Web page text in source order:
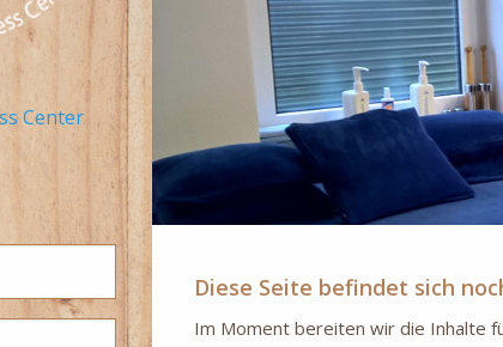
Center
Diese Seite befindet sich
Im Moment bereiten wir die Inhalte